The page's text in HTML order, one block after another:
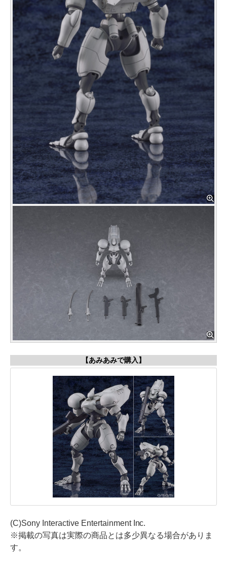
【あみあみで購入】
(C)Sony Interactive Entertainment Inc.
※掲載の写真は実際の商品とは多少異なる場合がありま
す。